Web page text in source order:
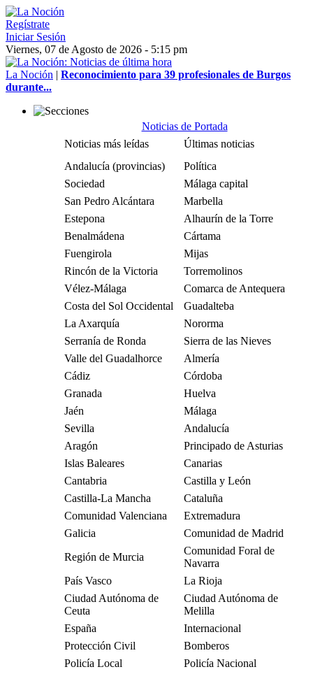
Regístrate
Iniciar Sesión
Viernes, 07 de Agosto de 2026 - 5:15 pm
La Noción | Reconocimiento para 39 profesionales de Burgos
durante...
Noticias de Portada
Noticias más leídas
Últimas noticias
Andalucía (provincias)
Política
Sociedad
Málaga capital
San Pedro Alcántara
Marbella
Estepona
Alhaurín de la Torre
Benalmádena
Cártama
Fuengirola
Mijas
Rincón de la Victoria
Torremolinos
Vélez-Málaga
Comarca de Antequera
Costa del Sol Occidental
Guadalteba
La Axarquía
Nororma
Serranía de Ronda
Sierra de las Nieves
Valle del Guadalhorce
Almería
Cádiz
Córdoba
Granada
Huelva
Jaén
Málaga
Sevilla
Andalucía
Aragón
Principado de Asturias
Islas Baleares
Canarias
Cantabria
Castilla y León
Castilla-La Mancha
Cataluña
Comunidad Valenciana
Extremadura
Galicia
Comunidad de Madrid
Región de Murcia
Comunidad Foral de
Navarra
País Vasco
La Rioja
Ciudad Autónoma de
Ceuta
Ciudad Autónoma de
Melilla
España
Internacional
Protección Civil
Bomberos
Policía Local
Policía Nacional